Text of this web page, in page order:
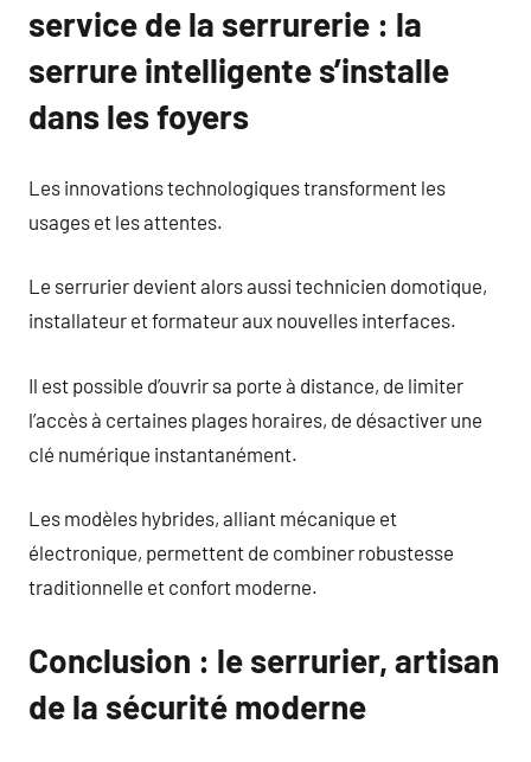
service de la serrurerie : la
serrure intelligente s’installe
dans les foyers
Les innovations technologiques transforment les
usages et les attentes.
Le serrurier devient alors aussi technicien domotique,
installateur et formateur aux nouvelles interfaces.
Il est possible d’ouvrir sa porte à distance, de limiter
l’accès à certaines plages horaires, de désactiver une
clé numérique instantanément.
Les modèles hybrides, alliant mécanique et
électronique, permettent de combiner robustesse
traditionnelle et confort moderne.
Conclusion : le serrurier, artisan
de la sécurité moderne